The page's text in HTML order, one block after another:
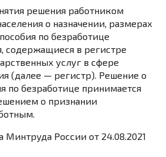
решения работником
о назначении, размерах
по безработице
содержащиеся в регистре
услуг в сфере
(далее — регистр). Решение о
по безработице принимается
о признании
Минтруда России от 24.08.2021